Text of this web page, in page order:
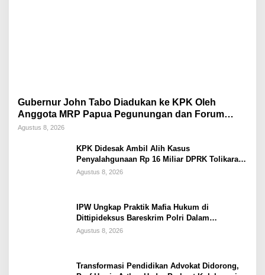
Gubernur John Tabo Diadukan ke KPK Oleh
Anggota MRP Papua Pegunungan dan Forum
Warga Papua
Agustus 8, 2026
KPK Didesak Ambil Alih Kasus
Penyalahgunaan Rp 16 Miliar DPRK Tolikara
Tahun 2017
Agustus 8, 2026
IPW Ungkap Praktik Mafia Hukum di
Dittipideksus Bareskrim Polri Dalam
Penanganan Kasus PT ARA
Agustus 8, 2026
Transformasi Pendidikan Advokat Didorong,